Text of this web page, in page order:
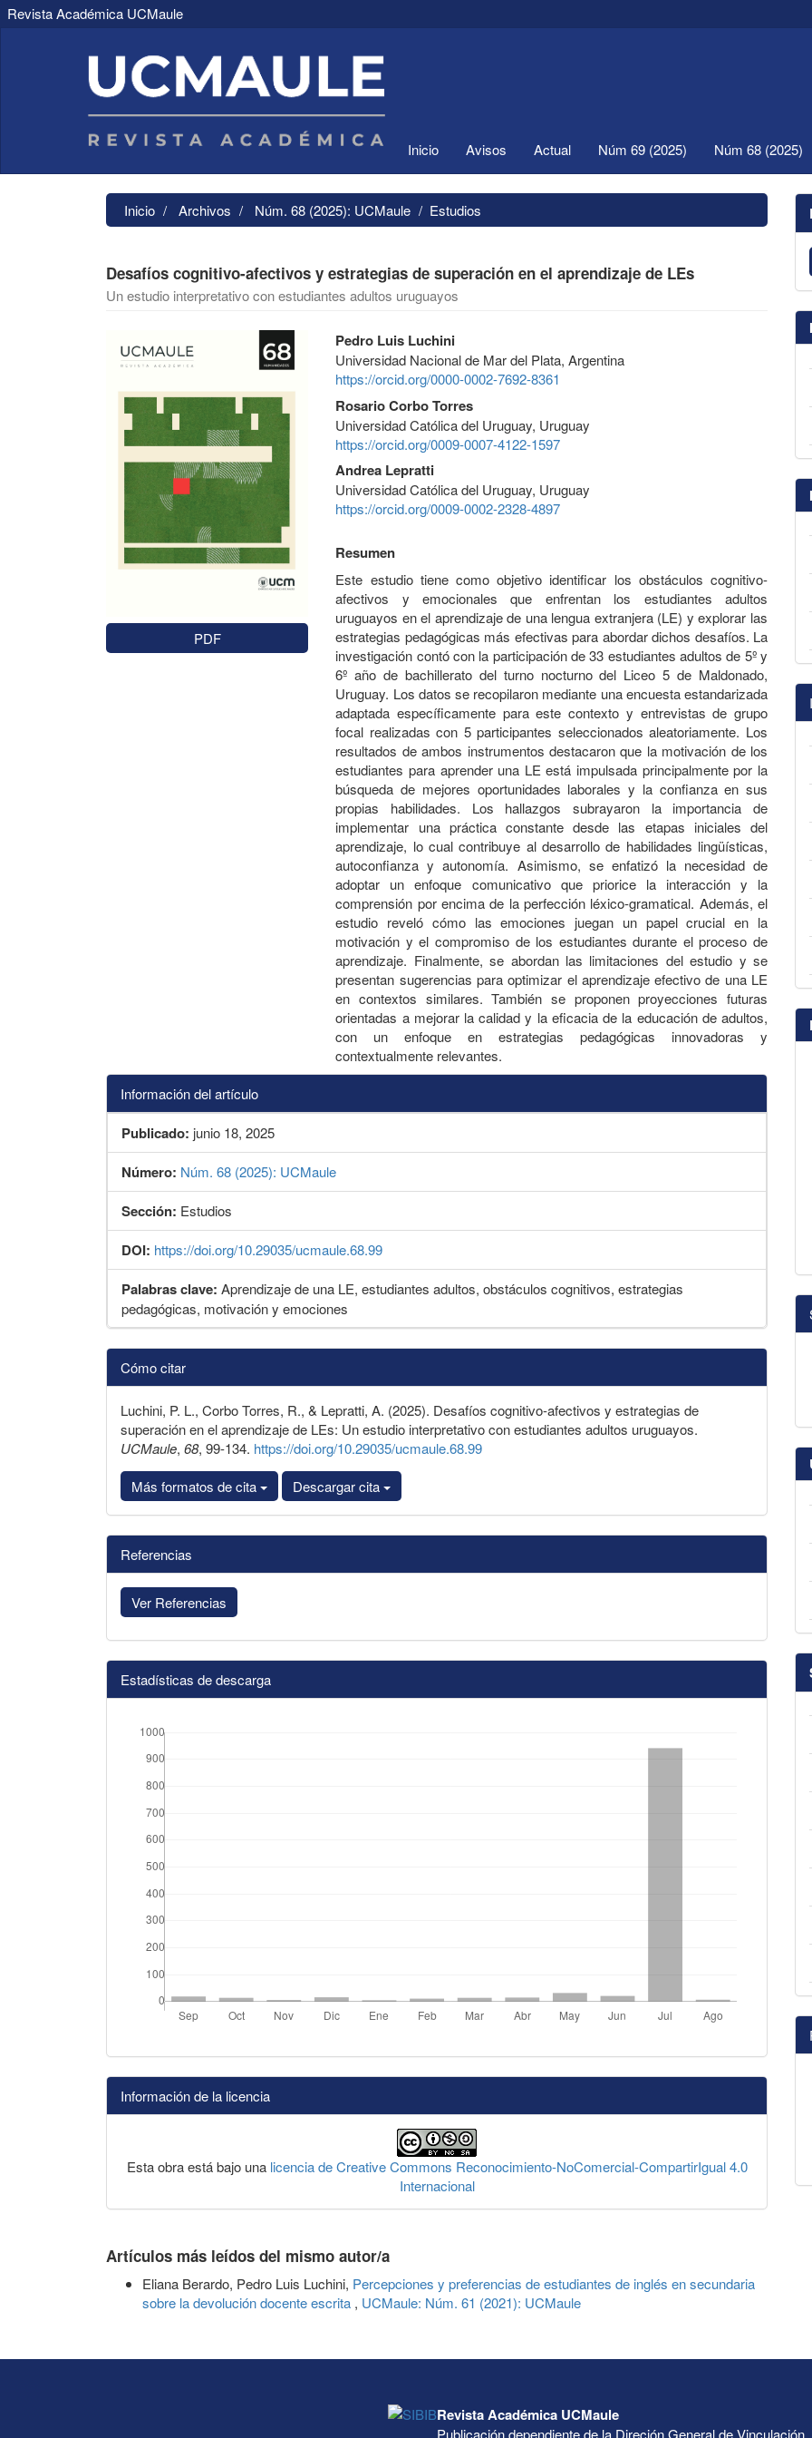
Revista Académica UCMaule
Inicio Avisos Actual Núm 69 (2025) Núm 68 (2025)
Inicio Archivos Núm. 68 (2025): UCMaule Estudios
Desafíos cognitivo-afectivos y estrategias de superación en el aprendizaje de LEs
Un estudio interpretativo con estudiantes adultos uruguayos
lateral
del
PDF
Contenido
principal
del
artículo
Pedro Luis Luchini
Universidad Nacional de Mar del Plata, Argentina
https://orcid.org/0000-0002-7692-8361
Rosario Corbo Torres
Universidad Católica del Uruguay, Uruguay
https://orcid.org/0009-0007-4122-1597
Andrea Lepratti
Universidad Católica del Uruguay, Uruguay
https://orcid.org/0009-0002-2328-4897
Resumen
Este estudio tiene como objetivo identificar los obstáculos cognitivo-
afectivos y emocionales que enfrentan los estudiantes adultos
uruguayos en el aprendizaje de una lengua extranjera (LE) y explorar las
estrategias pedagógicas más efectivas para abordar dichos desafíos. La
investigación contó con la participación de 33 estudiantes adultos de 5º y
6º año de bachillerato del turno nocturno del Liceo 5 de Maldonado,
Uruguay. Los datos se recopilaron mediante una encuesta estandarizada
adaptada específicamente para este contexto y entrevistas de grupo
focal realizadas con 5 participantes seleccionados aleatoriamente. Los
resultados de ambos instrumentos destacaron que la motivación de los
estudiantes para aprender una LE está impulsada principalmente por la
búsqueda de mejores oportunidades laborales y la confianza en sus
propias habilidades. Los hallazgos subrayaron la importancia de
implementar una práctica constante desde las etapas iniciales del
aprendizaje, lo cual contribuye al desarrollo de habilidades lingüísticas,
autoconfianza y autonomía. Asimismo, se enfatizó la necesidad de
adoptar un enfoque comunicativo que priorice la interacción y la
comprensión por encima de la perfección léxico-gramatical. Además, el
estudio reveló cómo las emociones juegan un papel crucial en la
motivación y el compromiso de los estudiantes durante el proceso de
aprendizaje. Finalmente, se abordan las limitaciones del estudio y se
presentan sugerencias para optimizar el aprendizaje efectivo de una LE
en contextos similares. También se proponen proyecciones futuras
orientadas a mejorar la calidad y la eficacia de la educación de adultos,
con un enfoque en estrategias pedagógicas innovadoras y
contextualmente relevantes.
Información del artículo
Publicado: junio 18, 2025
Número: Núm. 68 (2025): UCMaule
Sección: Estudios
DOI: https://doi.org/10.29035/ucmaule.68.99
Palabras clave: Aprendizaje de una LE, estudiantes adultos, obstáculos cognitivos, estrategias
pedagógicas, motivación y emociones
Detalles
del
artículo
Cómo citar
Luchini, P. L., Corbo Torres, R., & Lepratti, A. (2025). Desafíos cognitivo-afectivos y estrategias de
superación en el aprendizaje de LEs: Un estudio interpretativo con estudiantes adultos uruguayos.
UCMaule, 68, 99-134. https://doi.org/10.29035/ucmaule.68.99
Más formatos de cita
Descargar cita
Referencias
Ver Referencias
Estadísticas de descarga
Información de la licencia
Esta obra está bajo una licencia de Creative Commons Reconocimiento-NoComercial-CompartirIgual 4.0
Internacional
Artículos más leídos del mismo autor/a
Eliana Berardo, Pedro Luis Luchini, Percepciones y preferencias de estudiantes de inglés en secundaria
sobre la devolución docente escrita , UCMaule: Núm. 61 (2021): UCMaule
Revista Académica UCMaule
Publicación dependiente de la Direción General de Vinculación,